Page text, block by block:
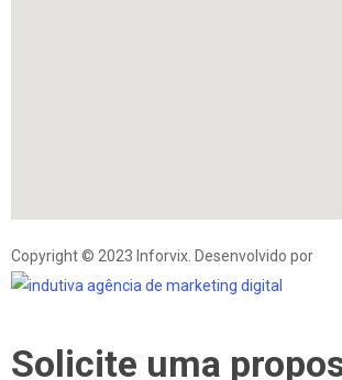
Copyright © 2023 Inforvix. Desenvolvido por
Solicite uma